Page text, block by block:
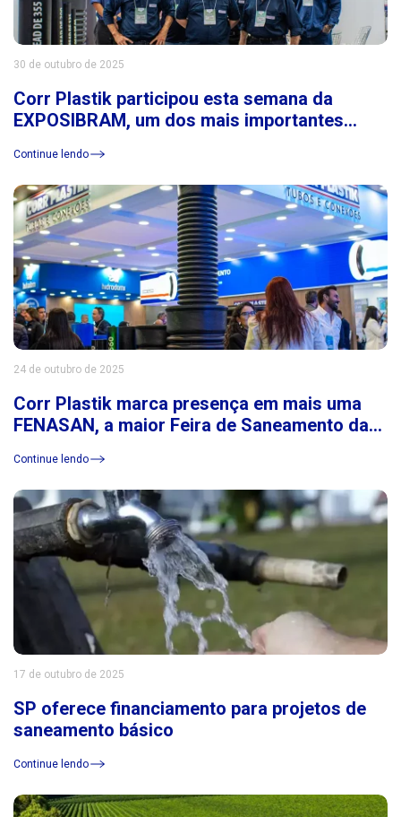
30 de outubro de 2025
Corr Plastik participou esta semana da
EXPOSIBRAM, um dos mais importantes
Latina
Continue lendo
24 de outubro de 2025
Corr Plastik marca presença em mais uma
FENASAN, a maior Feira de Saneamento da
Continue lendo
17 de outubro de 2025
SP oferece financiamento para projetos de
saneamento básico
Continue lendo